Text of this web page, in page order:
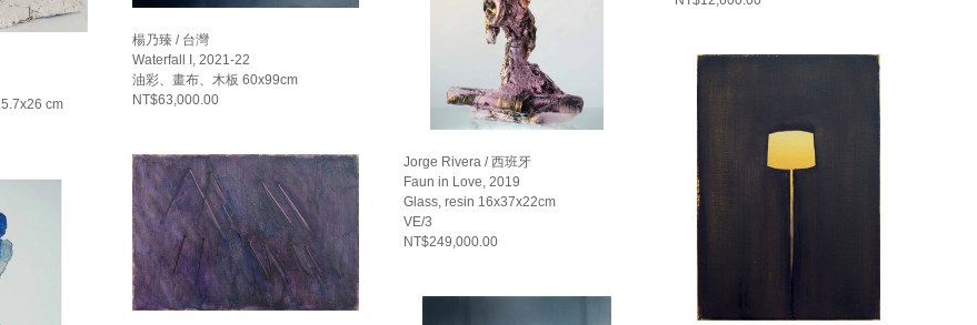
cm
楊乃臻 / 台灣
Waterfall I, 2021-22
油彩、畫布、木板 60x99cm
NT$63,000.00
Jorge Rivera / 西班牙
Faun in Love, 2019
Glass, resin 16x37x22cm
VE/3
NT$249,000.00